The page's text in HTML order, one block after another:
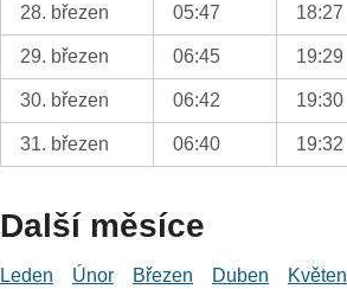
28. březen 05:47 18:27
29. březen 06:45 19:29
30. březen 06:42 19:30
31. březen 06:40 19:32
Další měsíce
Leden Únor Březen Duben Květen